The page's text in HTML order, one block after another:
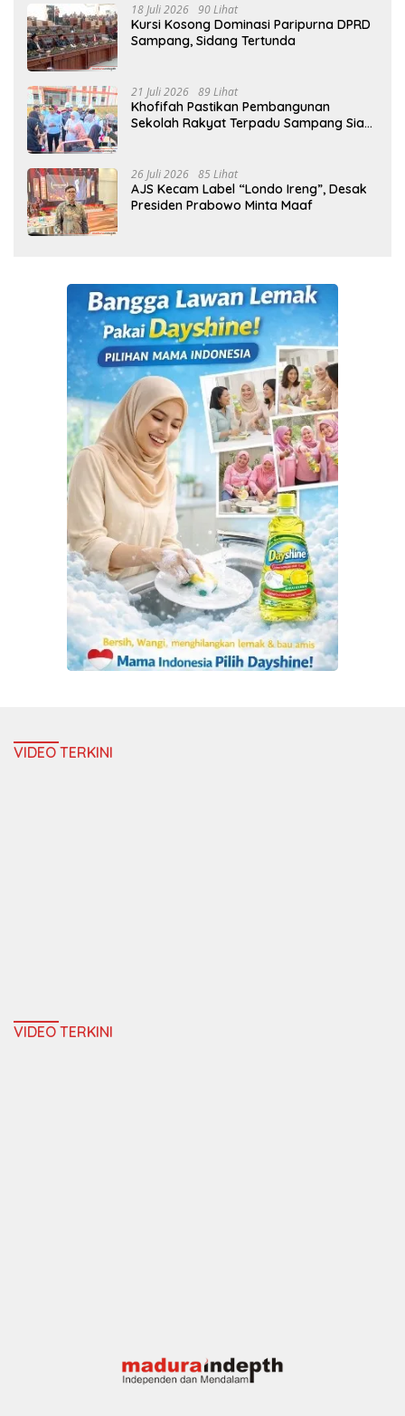
18 Juli 2026 90 Lihat
Kursi Kosong Dominasi Paripurna DPRD
Sampang, Sidang Tertunda
21 Juli 2026 89 Lihat
Khofifah Pastikan Pembangunan
Sekolah Rakyat Terpadu Sampang Siap
26 Juli 2026 85 Lihat
AJS Kecam Label “Londo Ireng”, Desak
Presiden Prabowo Minta Maaf
VIDEO TERKINI
VIDEO TERKINI